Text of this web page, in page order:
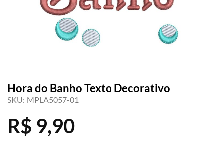
Hora do Banho Texto Decorativo
SKU: MPLA5057-01
R$ 9,90